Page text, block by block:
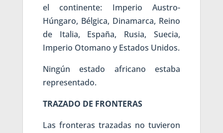
el continente: Imperio Austro-
Húngaro, Bélgica, Dinamarca, Reino
de Italia, España, Rusia, Suecia,
Imperio Otomano y Estados Unidos.
Ningún estado africano estaba
representado.
TRAZADO DE FRONTERAS
Las fronteras trazadas no tuvieron